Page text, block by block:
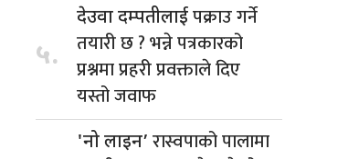
५.
देउवा दम्पतीलाईपक्राउ गर्ने
तयारी छ ? भन्ने पत्रकारको
प्रश्नमा प्रहरी प्रवक्ताले दिए
यस्तो जवाफ
'नो लाइन’ रास्वपाको पालामा